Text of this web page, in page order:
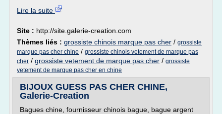
Lire la suite
Site : http://site.galerie-creation.com
Thèmes liés : grossiste chinois marque pas cher / grossiste
marque pas cher chine / grossiste chinois vetement de marque pas
cher / grossiste vetement de marque pas cher / grossiste
vetement de marque pas cher en chine
BIJOUX GUESS PAS CHER CHINE,
Galerie-Creation
Bagues chine, fournisseur chinois bague, bague argent